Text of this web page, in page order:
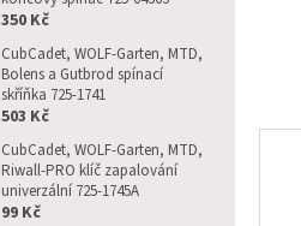
350 Kč
CubCadet, WOLF-Garten, MTD,
Bolens a Gutbrod spínací
skříňka 725-1741
503 Kč
CubCadet, WOLF-Garten, MTD,
Riwall-PRO klíč zapalování
univerzální 725-1745A
99 Kč